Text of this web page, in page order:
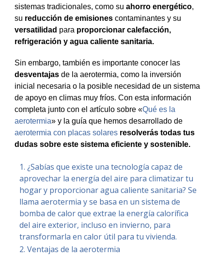
sistemas tradicionales, como su ahorro energético,
su reducción de emisiones contaminantes y su
versatilidad para proporcionar calefacción,
refrigeración y agua caliente sanitaria.
Sin embargo, también es importante conocer las
desventajas de la aerotermia, como la inversión
inicial necesaria o la posible necesidad de un sistema
de apoyo en climas muy fríos. Con esta información
completa junto con el artículo sobre «Qué es la
aerotermia» y la guía que hemos desarrollado de
aerotermia con placas solares resolverás todas tus
dudas sobre este sistema eficiente y sostenible.
¿Sabías que existe una tecnología capaz de
aprovechar la energía del aire para climatizar tu
hogar y proporcionar agua caliente sanitaria? Se
llama aerotermia y se basa en un sistema de
bomba de calor que extrae la energía calorífica
del aire exterior, incluso en invierno, para
transformarla en calor útil para tu vivienda.
Ventajas de la aerotermia